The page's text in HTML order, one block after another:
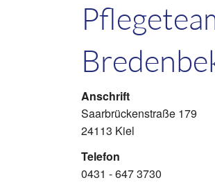
Anschrift
Saarbrückenstraße 179
24113 Kiel
Telefon
0431 - 647 3730